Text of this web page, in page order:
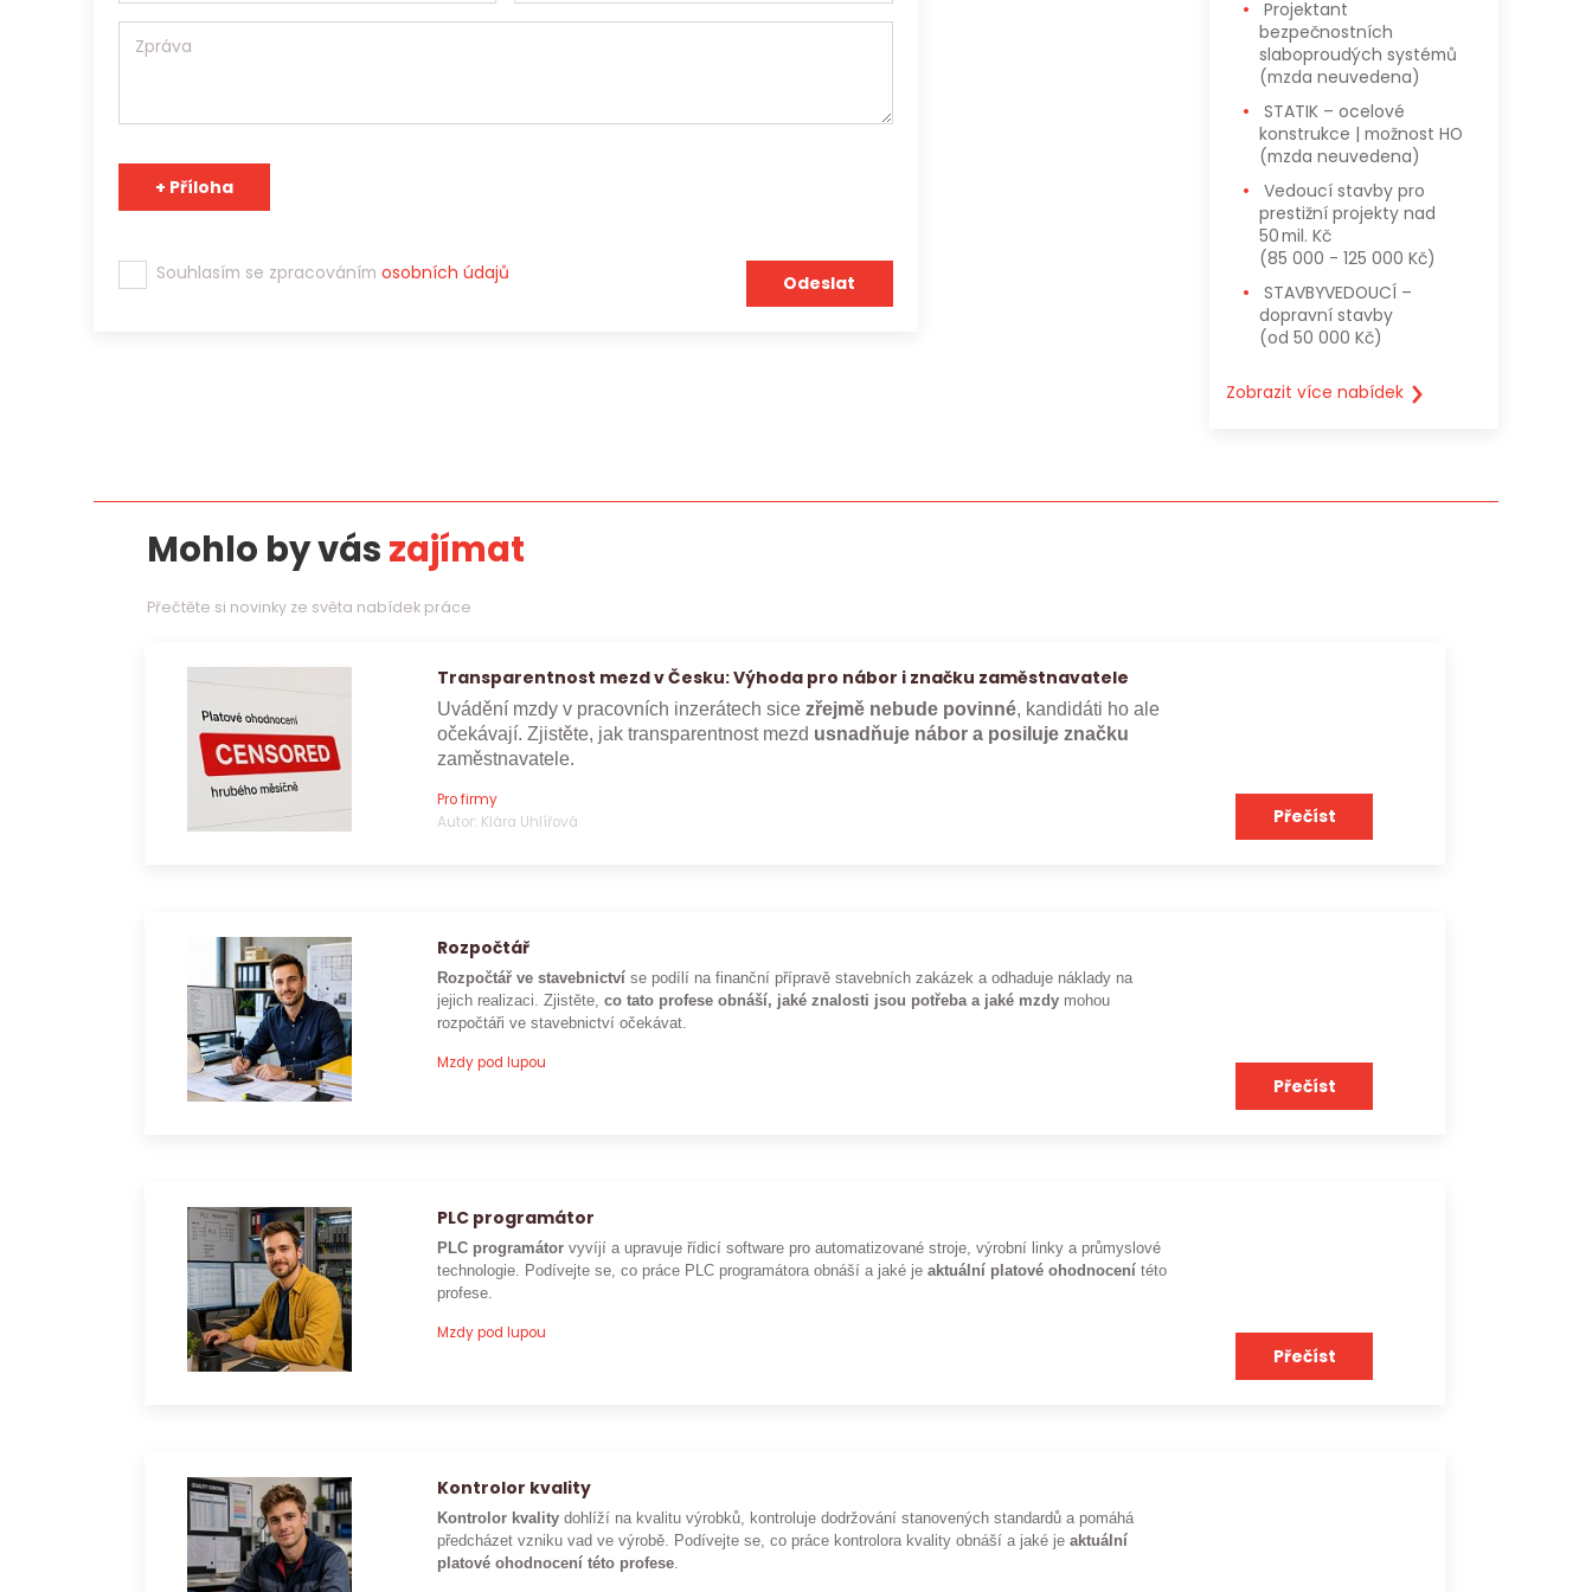
Souhlasím se zpracováním osobních údajů
bezpečnostních
slaboproudých systémů
(mzda neuvedena)
konstrukce | možnost HO
(mzda neuvedena)
prestižní projekty nad
50 mil. Kč
(85 000 - 125 000 Kč)
dopravní stavby
(od 50 000 Kč)
Zobrazit více nabídek
Mohlo by vászajímat
Přečtěte si novinky ze světa nabídek práce
Transparentnost mezd v Česku: Výhoda pro nábor i značku zaměstnavatele
Uvádění mzdy v pracovních inzerátech sicezřejmě nebude povinné, kandidáti ho ale
očekávají. Zjistěte, jak transparentnost mezd usnadňuje nábor a posiluje značku
zaměstnavatele.
Pro firmy
Autor: Klára Uhlířová
Přečíst
Rozpočtář
Rozpočtář ve stavebnictví se podílí na finanční přípravě stavebních zakázek a odhaduje náklady na
jejich realizaci. Zjistěte,co tato profese obnáší, jaké znalosti jsou potřeba a jaké mzdy mohou
rozpočtáři ve stavebnictví očekávat.
Mzdy pod lupou
Přečíst
PLC programátor
PLC programátor vyvíjí a upravuje řídicí software pro automatizované stroje, výrobní linky a průmyslové
technologie. Podívejte se, co práce PLC programátora obnáší a jaké je aktuální platové ohodnocení této
profese.
Mzdy pod lupou
Přečíst
Kontrolor kvality
Kontrolor kvality dohlíží na kvalitu výrobků, kontroluje dodržování stanovených standardů a pomáhá
předcházet vzniku vad ve výrobě. Podívejte se, co práce kontrolora kvality obnáší a jaké jeaktuální
platové ohodnocení této profese